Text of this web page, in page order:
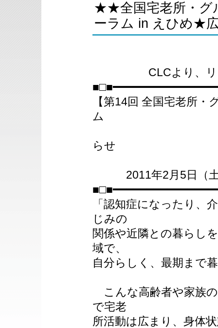
★★全国宅老所・グ
ーラム in えひめ★
CLCより、リリ
【第14回 全国宅老所
ム
らせ
2011年2月5日（土
「認知症になったり、
じみの
関係や近隣との暮らし
域で、
自分らしく、最期まで
こんな高齢者や家族
で宅老
所活動は広まり、身体